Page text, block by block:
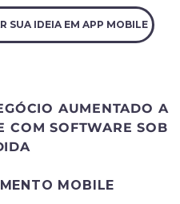
SUA IDEIA EM APP MOBILE
AUMENTADO A
COM SOFTWARE SOB
MOBILE